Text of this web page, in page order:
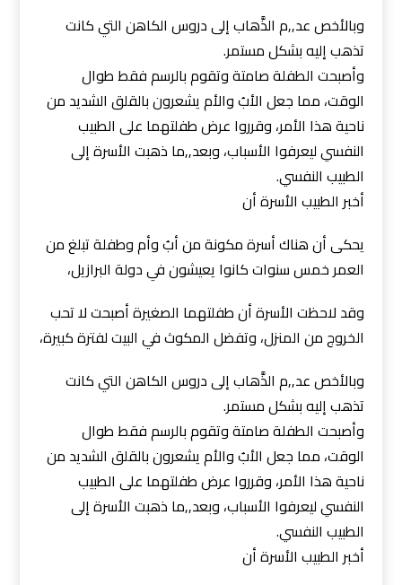
وبالأخص عد,,م الذَّهاب إلى دروس الكاهن التي كانت
تذهب إليه بشكل مستمر.
وأصبحت الطفلة صامتة وتقوم بالرسم فقط طوال
الوقت، مما جعل الأبُ والأم يشعرون بالقلق الشديد من
ناحية هذا الأمر، وقرروا عرض طفلتهما على الطبيب
النفسي ليعرفوا الأسباب، وبعد,,ما ذهبت الأسرة إلى
الطبيب النفسي.
أخبر الطبيب الأسرة أن
يحكى أن هناك أسرة مكونة من أبُ وأم وطفلة تبلغ من
العمر خمس سنوات كانوا يعيشون في دولة البرازيل،
وقد لاحظت الأسرة أن طفلتهما الصغيرة أصبحت لا تحب
الخروج من المنزل، وتفضل المكوث في البيت لفترة كبيرة،
وبالأخص عد,,م الذَّهاب إلى دروس الكاهن التي كانت
تذهب إليه بشكل مستمر.
وأصبحت الطفلة صامتة وتقوم بالرسم فقط طوال
الوقت، مما جعل الأبُ والأم يشعرون بالقلق الشديد من
ناحية هذا الأمر، وقرروا عرض طفلتهما على الطبيب
النفسي ليعرفوا الأسباب، وبعد,,ما ذهبت الأسرة إلى
الطبيب النفسي.
أخبر الطبيب الأسرة أن